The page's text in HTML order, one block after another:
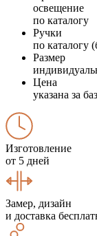
освещение
по каталогу
Ручки
по каталогу
Размер
Цена
указана за
Изготовление
от 5 дней
Замер, дизайн
и доставка